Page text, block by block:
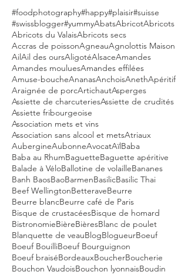
#foodphotography#happy#plaisir#suisse
#swissblogger#yummyAbatsAbricotAbricots
Abricots du ValaisAbricots secs
Accras de poissonAgneauAgnolottis Maison
AilAil des oursAligotéAlsaceAmandes
Amandes mouluesAmandes effilées
Amuse-boucheAnanasAnchoisAnethApéritif
Araignée de porcArtichautAsperges
Assiette de charcuteriesAssiette de crudités
Assiette fribourgeoise
Association mets et vins
Association sans alcool et metsAtriaux
AubergineAubonneAvocatAïlBaba
Baba au RhumBaguetteBaguette apéritive
Balade à VéloBallotine de volailleBananes
Banh BaosBaoBarmenBasilicBasilic Thai
Beef WellingtonBetteraveBeurre
Beurre blancBeurre café de Paris
Bisque de crustacéesBisque de homard
BistronomieBièreBièresBlanc de poulet
Blanquette de veauBlogBlogueurBoeuf
Boeuf BouilliBoeuf Bourguignon
Boeuf braiséBordeauxBoucherBoucherie
Bouchon VaudoisBouchon lyonnaisBoudin